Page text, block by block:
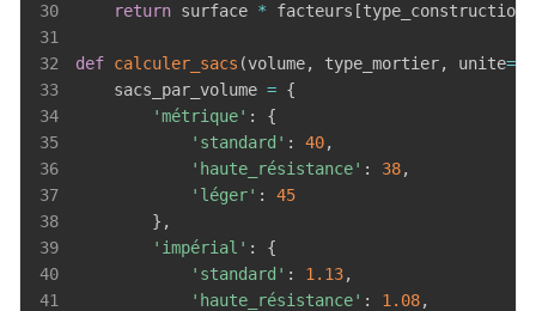
30
return surface * facteurs [type_construction
31
32
def calculer_sacs (volume, type_mortier, unite=
33
    sacs_par_volume
= {
34
'métrique' :
{
35
'standard' : 40,
36
'haute_résistance' : 38,
37
'léger' :
45
38
} ,
39
'impérial' :
{
40
'standard' : 1.13,
41
'haute_résistance' : 1.08,